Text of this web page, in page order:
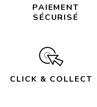
PAIEMENT
SÉCURISÉ
CLICK & COLLECT